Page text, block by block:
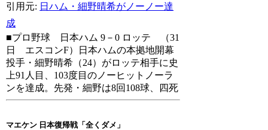
引用元: 日ハム・細野晴希がノーノー達
成
■プロ野球 日本ハム 9－0 ロッテ （31
日 エスコンF）日本ハムの本拠地開幕
投手・細野晴希（24）がロッテ相手に史
上91人目、103度目のノーヒットノーラ
ンを達成。先発・細野は8回108球、四死
マエケン 日本復帰戦「全くダメ」